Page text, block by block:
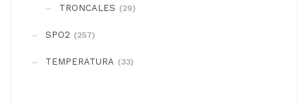
TRONCALES (29)
SPO2 (257)
TEMPERATURA (33)